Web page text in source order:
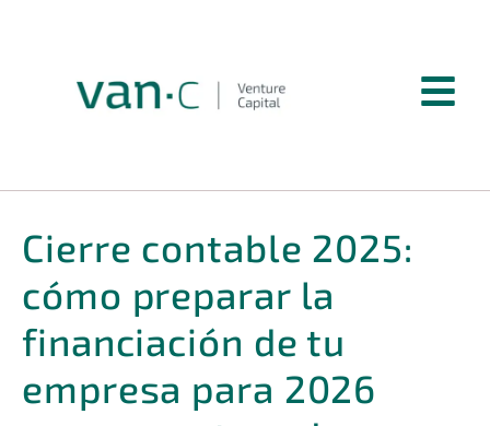
Cierre contable 2025:
cómo preparar la
financiación de tu
empresa para 2026